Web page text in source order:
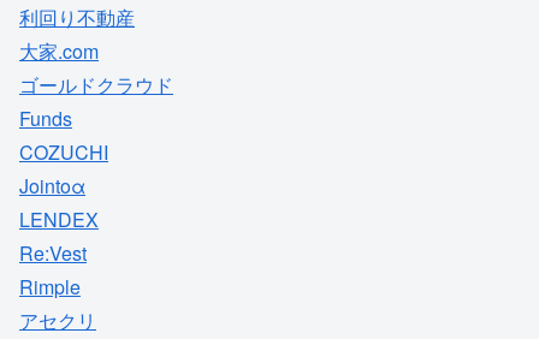
利回り不動産
大家.com
ゴールドクラウド
Funds
COZUCHI
Jointoα
LENDEX
Re:Vest
Rimple
アセクリ